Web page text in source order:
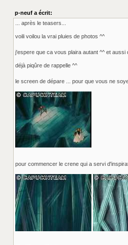
p-neuf a écrit:
... après le teasers...
voili voilou la vrai pluies de photos ^^
j'espere que ca vous plaira autant ^^ et
déjà piqûre de rappelle ^^
le screen de dépare ... pour que vous ne
pour commencer le crene qui a servi